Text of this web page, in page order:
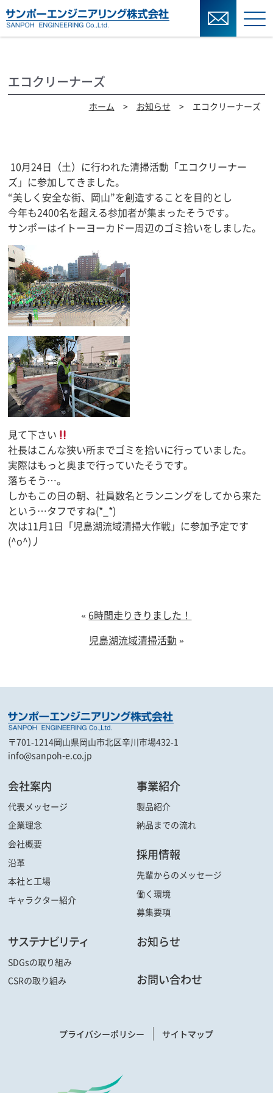
エコクリーナーズ
ホーム > お知らせ > エコクリーナーズ
10月24日（土）に行われた清掃活動「エコクリーナー
ズ」に参加してきました。
“美しく安全な街、岡山”を創造することを目的とし
今年も2400名を超える参加者が集まったそうです。
サンポーはイトーヨーカドー周辺のゴミ拾いをしました。
見て下さい
社長はこんな狭い所までゴミを拾いに行っていました。
実際はもっと奥まで行っていたそうです。
落ちそう…。
しかもこの日の朝、社員数名とランニングをしてから来た
という…タフですね(*_*)
次は11月1日「児島湖流域清掃大作戦」に参加予定です
(^o^)丿
« 6時間走りきりました！
児島湖流域清掃活動 »
〒701-1214岡山県岡山市北区辛川市場432-1
info@sanpoh-e.co.jp
会社案内
代表メッセージ
企業理念
会社概要
沿革
本社と工場
キャラクター紹介
事業紹介
製品紹介
納品までの流れ
採用情報
先輩からのメッセージ
働く環境
募集要項
サステナビリティ
SDGsの取り組み
CSRの取り組み
お知らせ
お問い合わせ
プライバシーポリシー サイトマップ